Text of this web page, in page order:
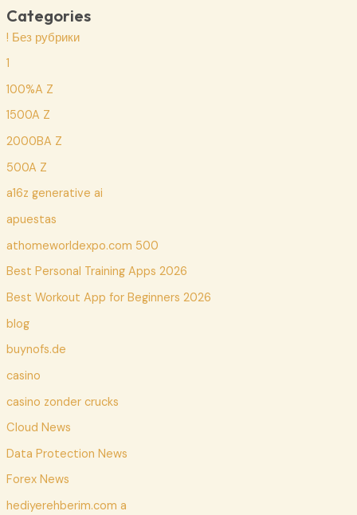
Categories
! Без рубрики
1
100%A Z
1500A Z
2000BA Z
500A Z
a16z generative ai
apuestas
athomeworldexpo.com 500
Best Personal Training Apps 2026
Best Workout App for Beginners 2026
blog
buynofs.de
casino
casino zonder crucks
Cloud News
Data Protection News
Forex News
hediyerehberim.com a